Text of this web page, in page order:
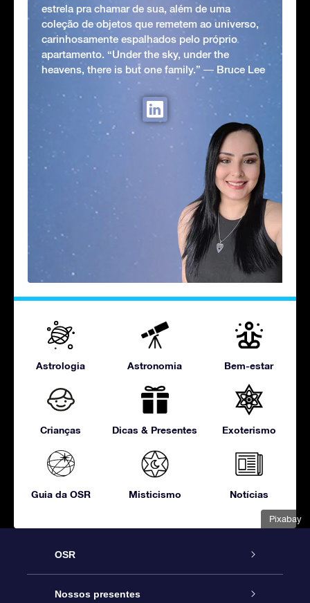
Pixabay
estrela pra chamar de sua, além de uma
coleção de objetos que remetem ao universo,
carinhosamente espalhados pelo próprio
apartamento. “Under the sky, under the
heavens, there is but one family.” ― Bruce Lee
Astrologia Astronomia Bem-estar
Crianças Dicas & Presentes Exoterismo
Guia da OSR Misticismo Notícias
OSR
Serviço
Nossos presentes